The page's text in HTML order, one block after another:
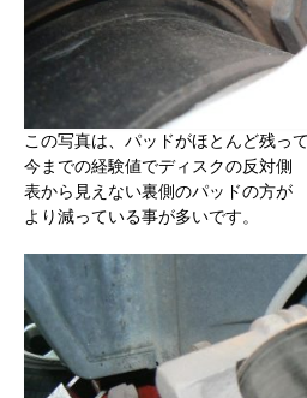
この写真は、パッドがほとんど残っ
今までの経験値でディスクの反対側
表から見えない裏側のパッドの方が
より減っている事が多いです。